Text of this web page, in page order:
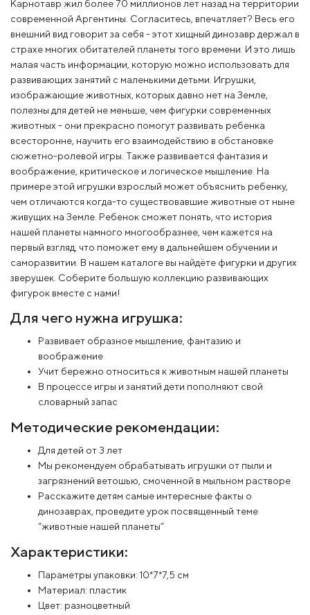
Карнотавр жил более 70 миллионов лет назад на территории
современной Аргентины. Согласитесь, впечатляет? Весь его
внешний вид говорит за себя - этот хищный динозавр держал в
страхе многих обитателей планеты того времени. И это лишь
малая часть информации, которую можно использовать для
развивающих занятий с маленькими детьми. Игрушки,
изображающие животных, которых давно нет на Земле,
полезны для детей не меньше, чем фигурки современных
животных - они прекрасно помогут развивать ребенка
всесторонне, научить его взаимодействию в обстановке
сюжетно-ролевой игры. Также развивается фантазия и
воображение, критическое и логическое мышление. На
примере этой игрушки взрослый может объяснить ребенку,
чем отличаются когда-то существовавшие животные от ныне
живущих на Земле. Ребенок сможет понять, что история
нашей планеты намного многообразнее, чем кажется на
первый взгляд, что поможет ему в дальнейшем обучении и
саморазвитии. В нашем каталоге вы найдёте фигурки и других
зверушек. Соберите большую коллекцию развивающих
фигурок вместе с нами!
Для чего нужна игрушка:
Развивает образное мышление, фантазию и
воображение
Учит бережно относиться к животным нашей планеты
В процессе игры и занятий дети пополняют свой
словарный запас
Методические рекомендации:
Для детей от 3 лет
Мы рекомендуем обрабатывать игрушки от пыли и
загрязнений ветошью, смоченной в мыльном растворе
Расскажите детям самые интересные факты о
динозаврах, проведите урок посвященный теме
“животные нашей планеты”
Характеристики:
Параметры упаковки: 10*7*7,5 см
Материал: пластик
Цвет: разноцветный